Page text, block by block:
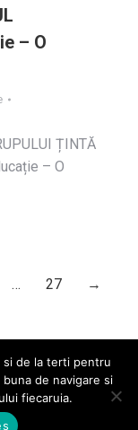
– O
ȚINTĂ
– O
… 27 →
de la terti pentru
de navigare si
fiecaruia.